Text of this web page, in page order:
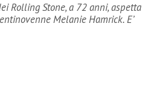
Rolling Stone, a 72 anni, aspetta
Melanie Hamrick. E’